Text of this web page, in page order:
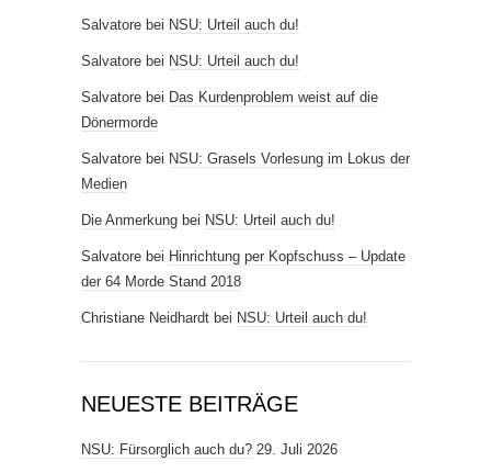
Salvatore bei NSU: Urteil auch du!
Salvatore bei NSU: Urteil auch du!
Salvatore bei Das Kurdenproblem weist auf die
Dönermorde
Salvatore bei NSU: Grasels Vorlesung im Lokus der
Medien
Die Anmerkung bei NSU: Urteil auch du!
Salvatore bei Hinrichtung per Kopfschuss – Update
der 64 Morde Stand 2018
Christiane Neidhardt bei NSU: Urteil auch du!
NEUESTE BEITRÄGE
NSU: Fürsorglich auch du? 29. Juli 2026